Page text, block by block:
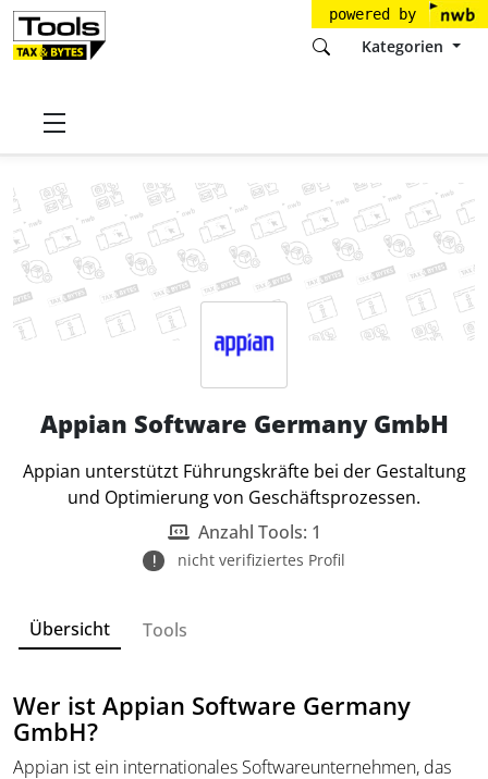
powered by
Kategorien
Startseite
Appian Software Germany GmbH
Appian unterstützt Führungskräfte bei der Gestaltung
und Optimierung von Geschäftsprozessen.
Anzahl Tools: 1
nicht verifiziertes Profil
Übersicht Tools
Wer ist Appian Software Germany
GmbH?
Appian ist ein internationales Softwareunternehmen, das